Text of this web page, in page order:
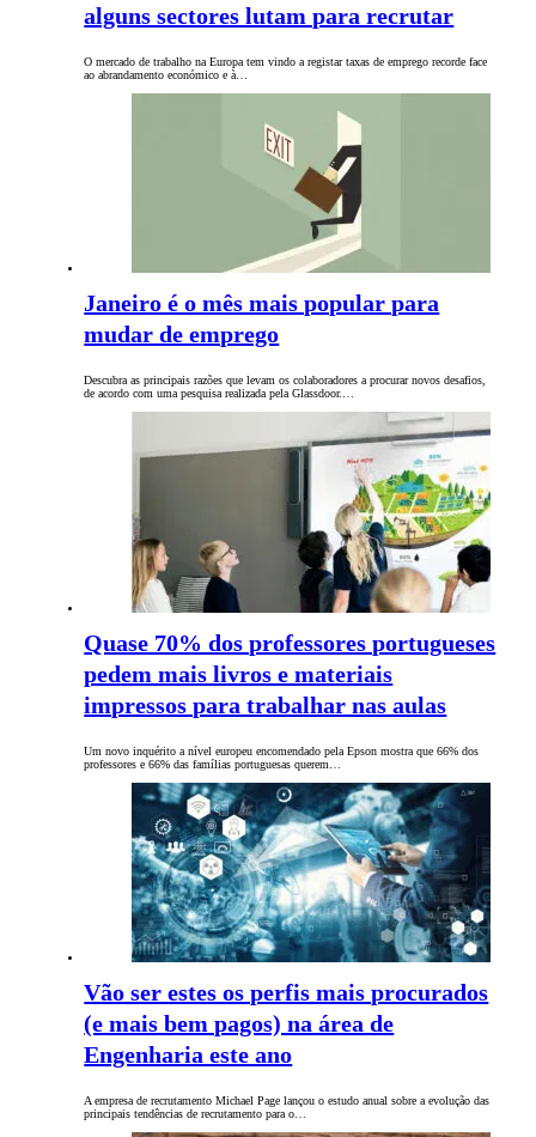
alguns sectores lutam para recrutar
O mercado de trabalho na Europa tem vindo a registar taxas de emprego recorde face
ao abrandamento económico e à…
Janeiro é o mês mais popular para
mudar de emprego
Descubra as principais razões que levam os colaboradores a procurar novos desafios,
de acordo com uma pesquisa realizada pela Glassdoor.…
Quase 70% dos professores portugueses
pedem mais livros e materiais
impressos para trabalhar nas aulas
Um novo inquérito a nível europeu encomendado pela Epson mostra que 66% dos
professores e 66% das famílias portuguesas querem…
Vão ser estes os perfis mais procurados
(e mais bem pagos) na área de
Engenharia este ano
A empresa de recrutamento Michael Page lançou o estudo anual sobre a evolução das
principais tendências de recrutamento para o…